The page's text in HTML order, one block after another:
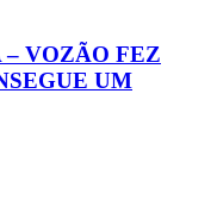
– VOZÃO FEZ
UM